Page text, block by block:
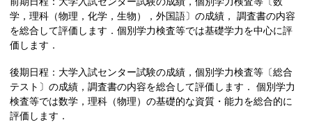
学，理科（物理，化学，生物），外国語〕の成績， 調査書の内容
を総合して評価します．個別学力検査等では基礎学力を中心に評
価します．
後期日程：大学入試センター試験の成績，個別学力検査等〔総合
テスト〕の成績，調査書の内容を総合して評価します． 個別学力
検査等では数学，理科（物理）の基礎的な資質・能力を総合的に
評価します．